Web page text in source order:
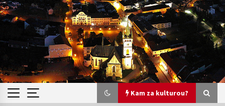
Kam za kulturou?